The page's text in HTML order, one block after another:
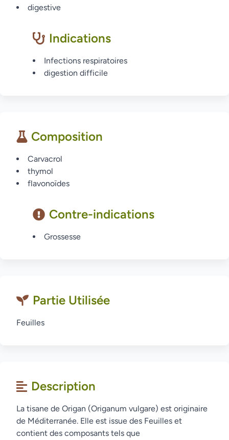
digestive
Indications
Infections respiratoires
digestion difficile
Composition
Carvacrol
thymol
flavonoïdes
Contre-indications
Grossesse
Partie Utilisée
Feuilles
Description
La tisane de Origan (Origanum vulgare) est originaire
de Méditerranée. Elle est issue des Feuilles et
contient des composants tels que